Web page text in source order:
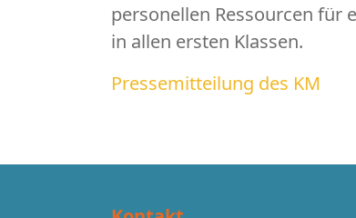
personellen Ressourcen für
in allen ersten Klassen.
Pressemitteilung des KM